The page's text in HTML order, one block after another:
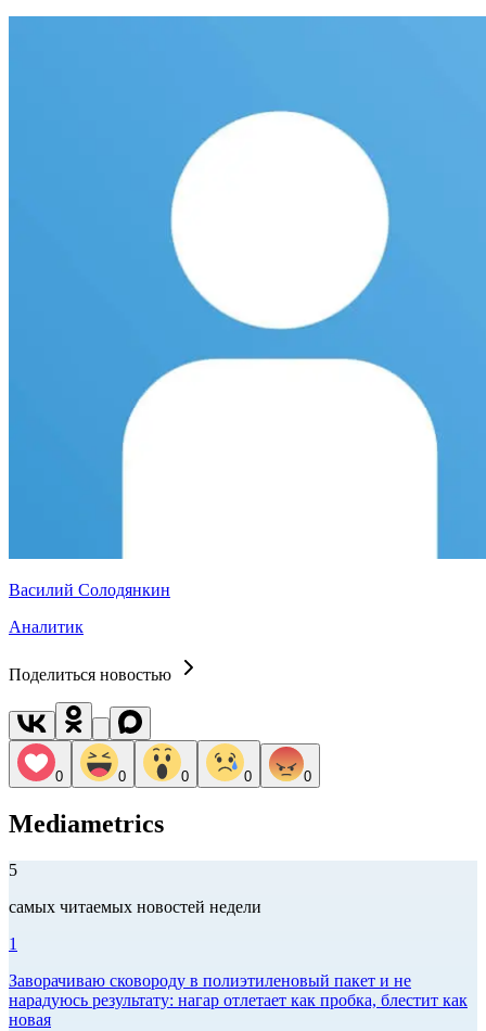
Василий Солодянкин
Аналитик
Поделиться новостью
0 0 0 0 0
Mediametrics
5
самых читаемых новостей недели
1
Заворачиваю сковороду в полиэтиленовый пакет и не
нарадуюсь результату: нагар отлетает как пробка, блестит как
новая